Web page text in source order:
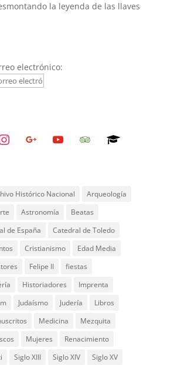
la leyenda de las llaves
electrónico:
google youtube tripadvisorgraduation-
Histórico Nacional
Arqueología
Astronomía
Beatas
de España
Catedral de Toledo
Cristianismo
Edad Media
Felipe II
fiestas
Historiadores
Imprenta
Judaísmo Judería
Libros
Medicina
Mezquita
Mujeres
Renacimiento
Siglo XIII Siglo XIV
Siglo XV